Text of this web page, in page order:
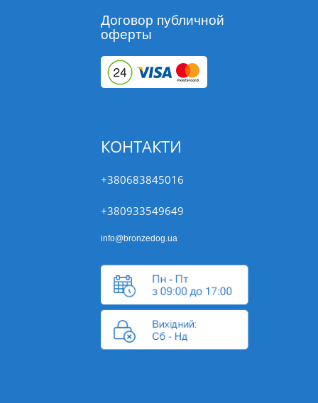
Договор публичной
оферты
КОНТАКТИ
+380683845016
+380933549649
info@bronzedog.ua